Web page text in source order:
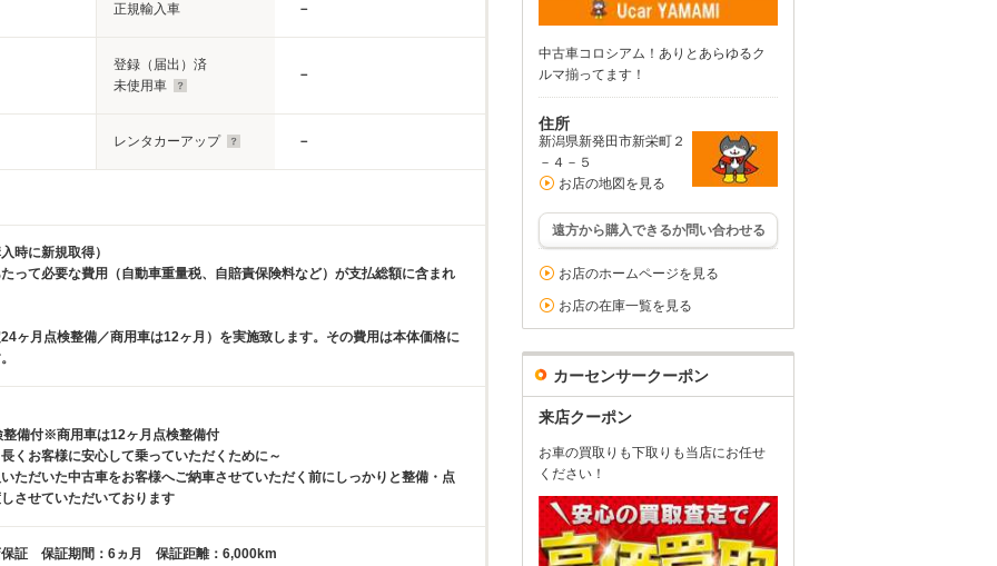
正規輸入車 －
登録（届出）済
未使用車
－
レンタカーアップ －
時に新規取得）
って必要な費用（自動車重量税、自賠責保険料など）が支払総額に含まれ
ヶ月点検整備／商用車は12ヶ月）を実施致します。その費用は本体価格に
整備付※商用車は12ヶ月点検整備付
くお客様に安心して乗っていただくために～
ただいた中古車をお客様へご納車させていただく前にしっかりと整備・点
させていただいております
保証 保証期間：6ヵ月 保証距離：6,000km
中古車コロシアム！ありとあらゆるク
ルマ揃ってます！
住所
新潟県新発田市新栄町２
－４－５
お店の地図を見る
遠方から購入できるか問い合わせる
お店のホームページを見る
お店の在庫一覧を見る
カーセンサークーポン
来店クーポン
お車の買取りも下取りも当店にお任せ
ください！